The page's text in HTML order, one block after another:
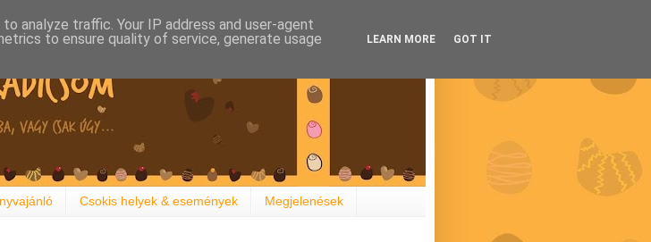
Csokis helyek & események Megjelenések
analyze traffic. Your IP address and user-agent
to ensure quality of service, generate usage
LEARN MORE GOT IT